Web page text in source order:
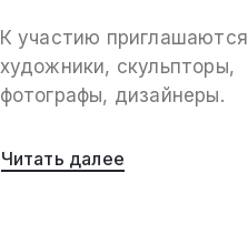
К участию приглашаются
художники, скульпторы,
фотографы, дизайнеры.
Читать далее